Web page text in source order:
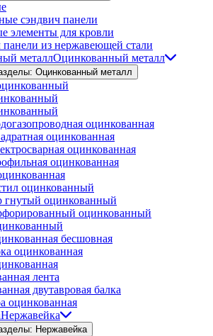
сэндвич панели
элементы для кровли
из нержавеющей стали
Оцинкованный металл
Оцинкованный металл
оцинкованная
оцинкованная
оцинкованная
оцинкованная
оцинкованный
гнутый оцинкованный
оцинкованный
бесшовная
оцинкованная
лента
двутавровая балка
оцинкованная
Нержавейка
Нержавейка